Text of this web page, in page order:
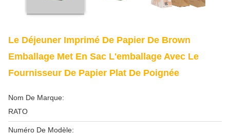
Le Déjeuner Imprimé De Papier De Brown
Emballage Met En Sac L'emballage Avec Le
Fournisseur De Papier Plat De Poignée
Nom De Marque:
RATO
Numéro De Modèle: